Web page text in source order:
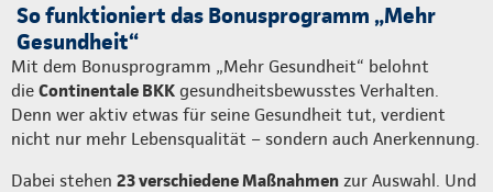
So funktioniert das Bonusprogramm „Mehr
Gesundheit“
Mit dem Bonusprogramm „Mehr Gesundheit“ belohnt
die Continentale BKK gesundheitsbewusstes Verhalten.
Denn wer aktiv etwas für seine Gesundheit tut, verdient
nicht nur mehr Lebensqualität – sondern auch Anerkennung.
Dabei stehen 23 verschiedene Maßnahmen zur Auswahl. Und